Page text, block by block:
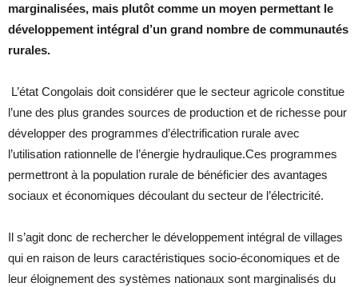
marginalisées, mais plutôt comme un moyen permettant le
développement intégral d’un grand nombre de communautés
rurales.
L’état Congolais doit considérer que le secteur agricole constitue
l’une des plus grandes sources de production et de richesse pour
développer des programmes d’électrification rurale avec
l’utilisation rationnelle de l’énergie hydraulique.Ces programmes
permettront à la population rurale de bénéficier des avantages
sociaux et économiques découlant du secteur de l’électricité.
Il s’agit donc de rechercher le développement intégral de villages
qui en raison de leurs caractéristiques socio-économiques et de
leur éloignement des systèmes nationaux sont marginalisés du